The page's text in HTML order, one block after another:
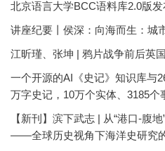
北京语言大学BCC语料库2.0版发
讲座纪要丨侯深：向海而生：城
江昕瑾、张坤 | 鸦片战争前后英
一个开源的AI《史记》知识库与
万字史记，10万个实体、3185
【新刊】滨下武志 | 从“港口-腹
——全球历史视角下海洋史研究